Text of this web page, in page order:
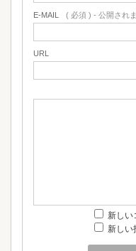
E-MAIL ( 必須 ) - 公開され
URL
新しい
新しい